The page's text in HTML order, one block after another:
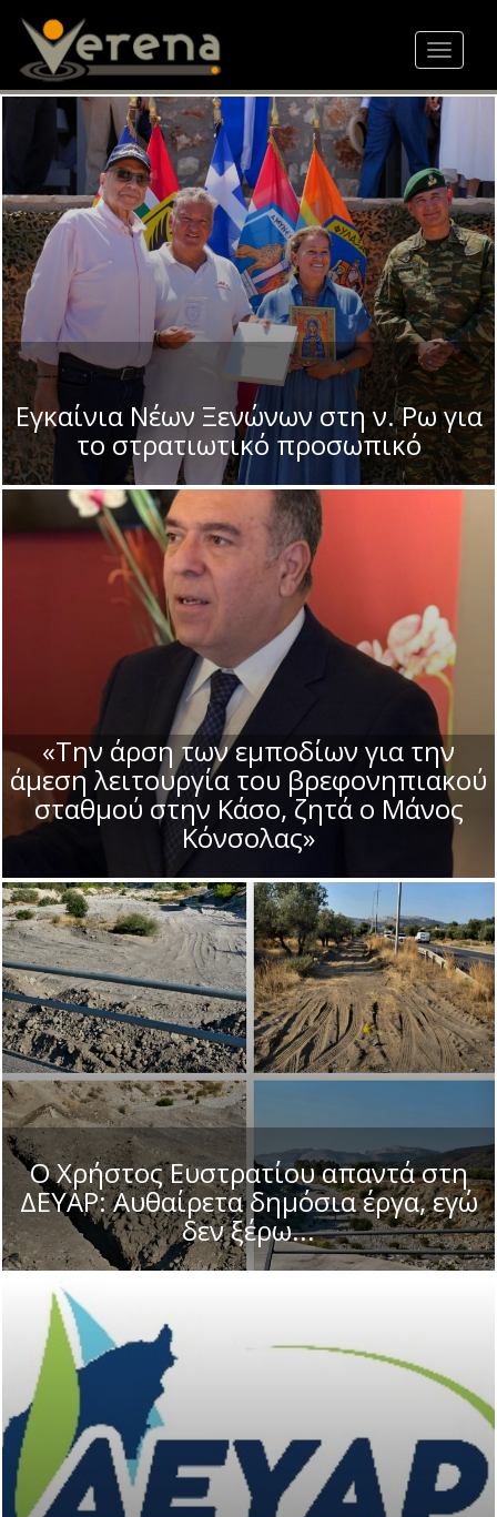
content
Toggle
Εγκαίνια Νέων Ξενώνων στη ν. Ρω για
το στρατιωτικό προσωπικό
«Την άρση των εμποδίων για την
άμεση λειτουργία του βρεφονηπιακού
σταθμού στην Κάσο, ζητά ο Μάνος
Κόνσολας»
Ο Χρήστος Ευστρατίου απαντά στη
ΔΕΥΑΡ: Αυθαίρετα δημόσια έργα, εγώ
δεν ξέρω...